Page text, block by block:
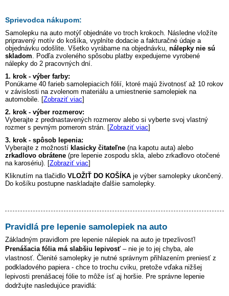
Sprievodca nákupom:
Samolepku na auto motýľ objednáte vo troch krokoch. Následne vložíte
pripravený motív do košíka, vyplníte dodacie a fakturačné údaje a
objednávku odošlite. Všetko vyrábame na objednávku, nálepky nie sú
skladom . Podľa zvoleného spôsobu platby expedujeme vyrobené
nálepky do 2 pracovných dní.
1. krok - výber farby:
Ponúkame 40 farieb samolepiacich fólií, ktoré majú životnosť až 10 rokov
v závislosti na zvolenom materiálu a umiestnenie samolepiek na
automobile. [Zobraziť viac]
2. krok - výber rozmerov:
Vyberajte z prednastavených rozmerov alebo si vyberte svoj vlastný
rozmer s pevným pomerom strán. [Zobraziť viac]
3. krok - spôsob lepenia:
Vyberajte z možností klasicky čitateľne (na kapotu auta) alebo
zrkadlovo obrátene (pre lepenie zospodu skla, alebo zrkadlovo otočené
na karosériu). [Zobraziť viac]
Kliknutím na tlačidlo VLOŽIŤ DO KOŠÍKA je výber samolepky ukončený.
Do košíku postupne naskladajte ďalšie samolepky.
Pravidlá pre lepenie samolepiek na auto
Základným pravidlom pre lepenie nálepiek na auto je trpezlivosť!
Prenášacia fólia má slabšiu lepivosť– nie je to jej chyba, ale
vlastnosť. Členité samolepky je nutné správnym přihlazením preniesť z
podkladového papiera - chce to trochu cviku, pretože vďaka nižšej
lepivosti prenášacej fólie to môže ísť aj horšie. Pre správne lepenie
dodržujte nasledujúce pravidlá: